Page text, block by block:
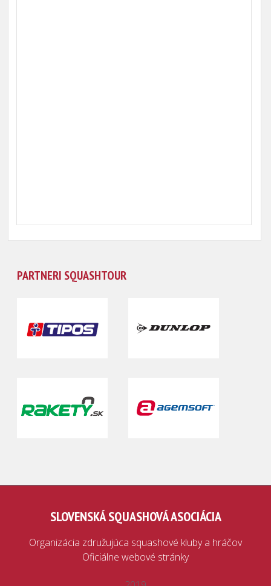
PARTNERI SQUASHTOUR
SLOVENSKÁ SQUASHOVÁ ASOCIÁCIA
Organizácia združujúca squashové kluby a hráčov
Oficiálne webové stránky